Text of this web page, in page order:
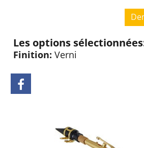
Les options
Finition: Verni